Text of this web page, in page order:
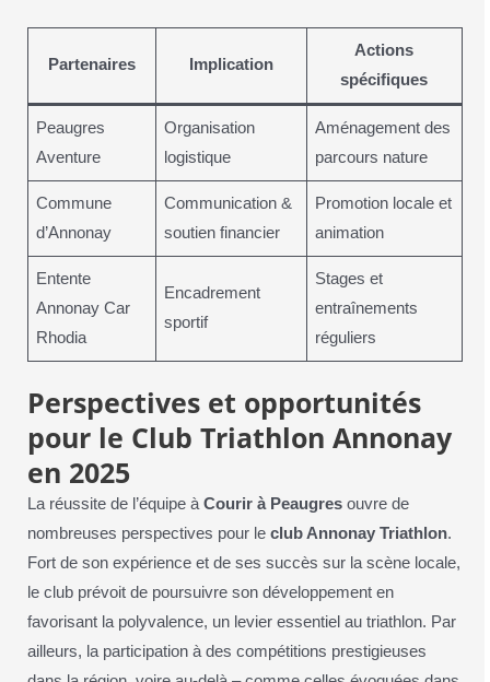
Partenaires Implication
Actions
spécifiques
Peaugres
Aventure
Organisation
logistique
Aménagement des
parcours nature
Commune
d’Annonay
Communication &
soutien financier
Promotion locale et
animation
Entente
Annonay Car
Rhodia
Encadrement
sportif
Stages et
entraînements
réguliers
Perspectives et opportunités
pour le Club Triathlon Annonay
en 2025
La réussite de l’équipe àCourir à Peaugresouvre de
nombreuses perspectives pour le club Annonay Triathlon.
Fort de son expérience et de ses succès sur la scène locale,
le club prévoit de poursuivre son développement en
favorisant la polyvalence, un levier essentiel au triathlon. Par
ailleurs, la participation à des compétitions prestigieuses